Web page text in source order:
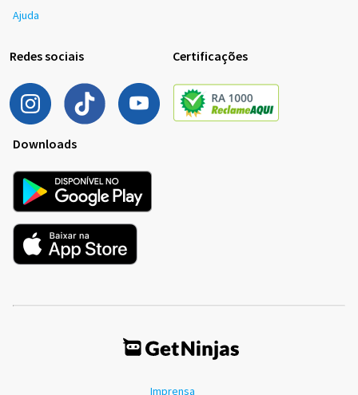
Ajuda
Redes sociais Certificações
Downloads
Imprensa